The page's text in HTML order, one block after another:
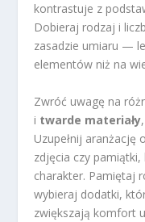
kontrastuje z
Dobieraj rodzaj i
zasadzie umiaru —
elementów niż na
Zwróć uwagę na
i twarde materiały
Uzupełnij
zdjęcia czy
charakter. Pamiętaj
wybieraj dodatki,
zwiększają komfort